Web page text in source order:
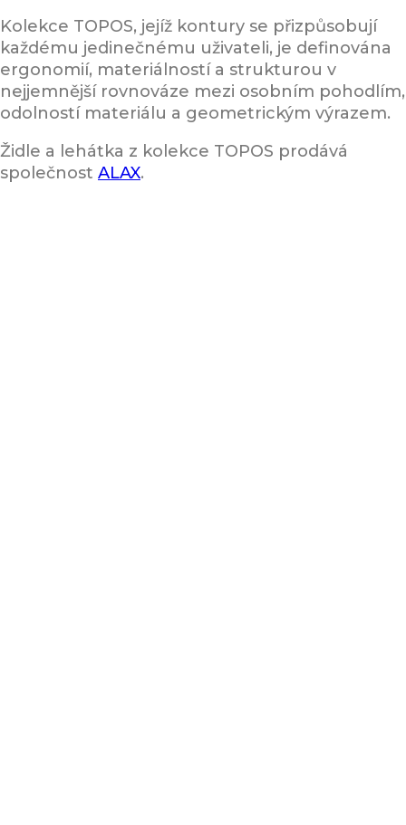
Kolekce TOPOS, jejíž kontury se přizpůsobují
každému jedinečnému uživateli, je definována
ergonomií, materiálností a strukturou v
nejjemnější rovnováze mezi osobním pohodlím,
odolností materiálu a geometrickým výrazem.
Židle a lehátka z kolekce TOPOS prodává
společnost ALAX.